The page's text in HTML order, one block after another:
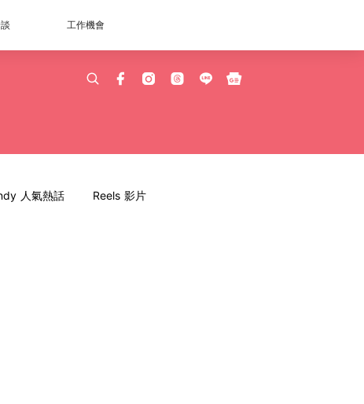
工作機會
人氣熱話 Reels 影片